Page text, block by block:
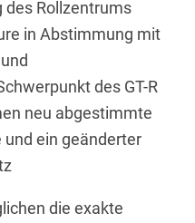
des Rollzentrums
in Abstimmung mit
des GT-R
neu abgestimmte
ein geänderter
die exakte